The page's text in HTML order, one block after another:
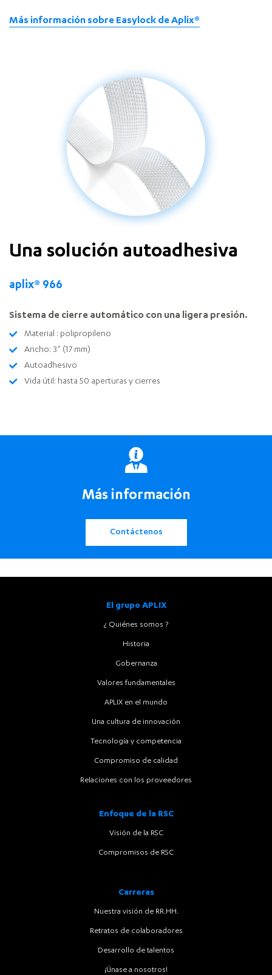
Más información sobre Easylock de Aplix®
Una solución autoadhesiva
aplix® 966
Sistema de cierre automático con una ligera presión.
Material : polipropileno
Ancho: 3” (17 mm)
Autoadhesivo
Vida útil: hasta 50 aperturas y cierres
Más información
Contáctenos
El grupo APLIX
¿ Quiénes somos ?
Historia
Gobernanza
Valores fundamentales
APLIX en el mundo
Una cultura de innovación
Tecnología y competencia
Compromiso de calidad
Relaciones con los proveedores
Enfoque de la RSC
Visión de la RSC
Compromisos de RSC
Carreras
Nuestra visión de RR.HH.
Retratos de colaboradores
Desarrollo de talentos
¡Únase a nosotros!